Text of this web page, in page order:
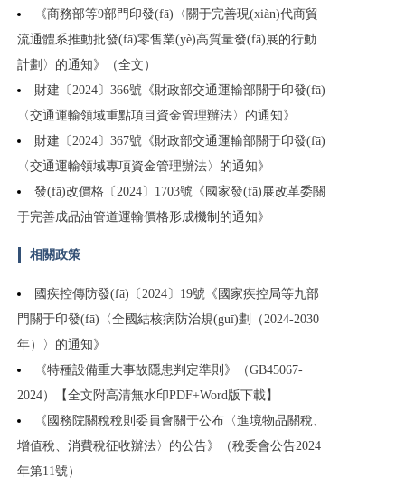
《商務部等9部門印發(fā)〈關于完善現(xiàn)代商貿
流通體系推動批發(fā)零售業(yè)高質量發(fā)展的行動
計劃〉的通知》（全文）
財建〔2024〕366號《財政部交通運輸部關于印發(fā)
〈交通運輸領域重點項目資金管理辦法〉的通知》
財建〔2024〕367號《財政部交通運輸部關于印發(fā)
〈交通運輸領域專項資金管理辦法〉的通知》
發(fā)改價格〔2024〕1703號《國家發(fā)展改革委關
于完善成品油管道運輸價格形成機制的通知》
相關政策
國疾控傳防發(fā)〔2024〕19號《國家疾控局等九部
門關于印發(fā)〈全國結核病防治規(guī)劃（2024-2030
年）〉的通知》
《特種設備重大事故隱患判定準則》（GB45067-
2024）【全文附高清無水印PDF+Word版下載】
《國務院關稅稅則委員會關于公布〈進境物品關稅、
增值稅、消費稅征收辦法〉的公告》（稅委會公告2024
年第11號）